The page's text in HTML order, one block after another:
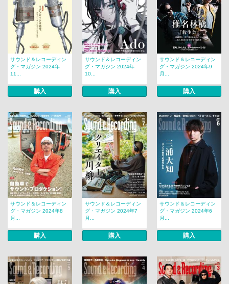
サウンド＆レコーディン
グ・マガジン 2024年
11...
購入
サウンド＆レコーディン
グ・マガジン 2024年
10...
購入
サウンド＆レコーディン
グ・マガジン 2024年9
月...
購入
サウンド＆レコーディン
グ・マガジン 2024年8
月...
購入
サウンド＆レコーディン
グ・マガジン 2024年7
月...
購入
サウンド＆レコーディン
グ・マガジン 2024年6
月...
購入